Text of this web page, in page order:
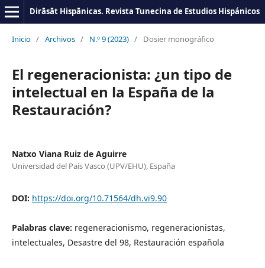
Dirāsāt Hispānicas. Revista Tunecina de Estudios Hispánicos
Inicio / Archivos / N.º 9 (2023) / Dosier monográfico
El regeneracionista: ¿un tipo de
intelectual en la España de la
Restauración?
Natxo Viana Ruiz de Aguirre
Universidad del País Vasco (UPV/EHU), España
DOI: https://doi.org/10.71564/dh.vi9.90
Palabras clave: regeneracionismo, regeneracionistas,
intelectuales, Desastre del 98, Restauración española